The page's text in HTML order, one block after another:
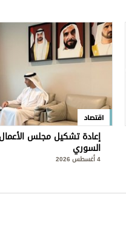
اقتصاد
إعادة تشكيل مجلس الأعمال
السوري
4 أغسطس 2026